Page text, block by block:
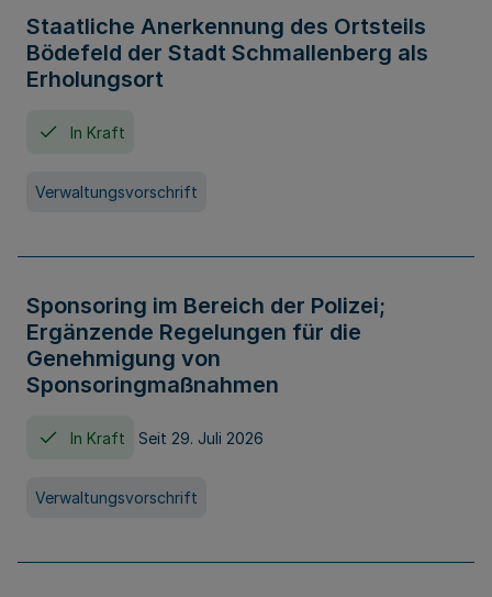
Staatliche Anerkennung des Ortsteils
Bödefeld der Stadt Schmallenberg als
Erholungsort
In Kraft
Verwaltungsvorschrift
Sponsoring im Bereich der Polizei;
Ergänzende Regelungen für die
Genehmigung von
Sponsoringmaßnahmen
In Kraft Seit 29. Juli 2026
Verwaltungsvorschrift